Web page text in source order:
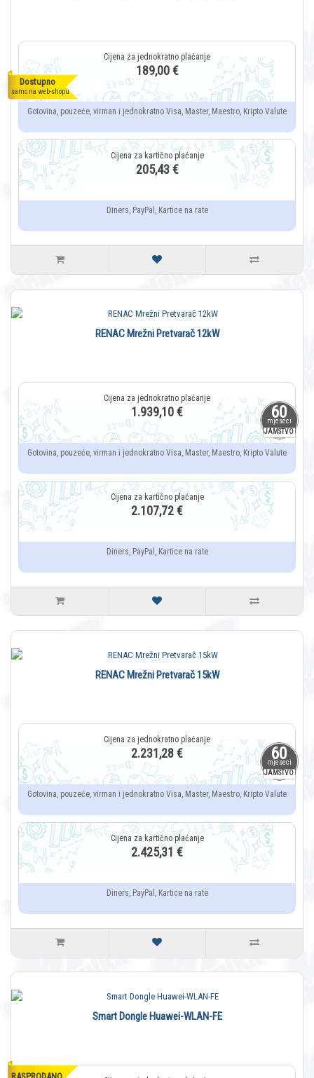
Dostupno
samo na web-shopu
189,00 €
Gotovina, pouzeće, virman i jednokratno Visa, Master, Maestro, Kripto Valute
205,43 €
Diners, PayPal, Kartice na rate
60
mjeseci
JAMSTVO
RENAC Mrežni Pretvarač 12kW
1.939,10 €
Gotovina, pouzeće, virman i jednokratno Visa, Master, Maestro, Kripto Valute
2.107,72 €
Diners, PayPal, Kartice na rate
60
mjeseci
JAMSTVO
RENAC Mrežni Pretvarač 15kW
2.231,28 €
Gotovina, pouzeće, virman i jednokratno Visa, Master, Maestro, Kripto Valute
2.425,31 €
Diners, PayPal, Kartice na rate
Smart Dongle Huawei-WLAN-FE